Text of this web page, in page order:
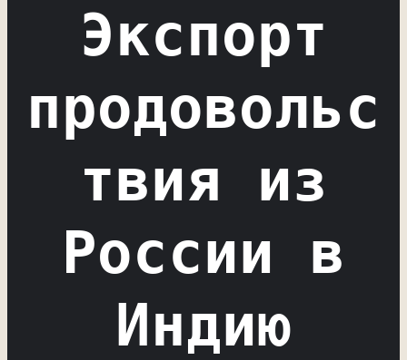
Экспорт
продовольс
твия из
России в
Индию